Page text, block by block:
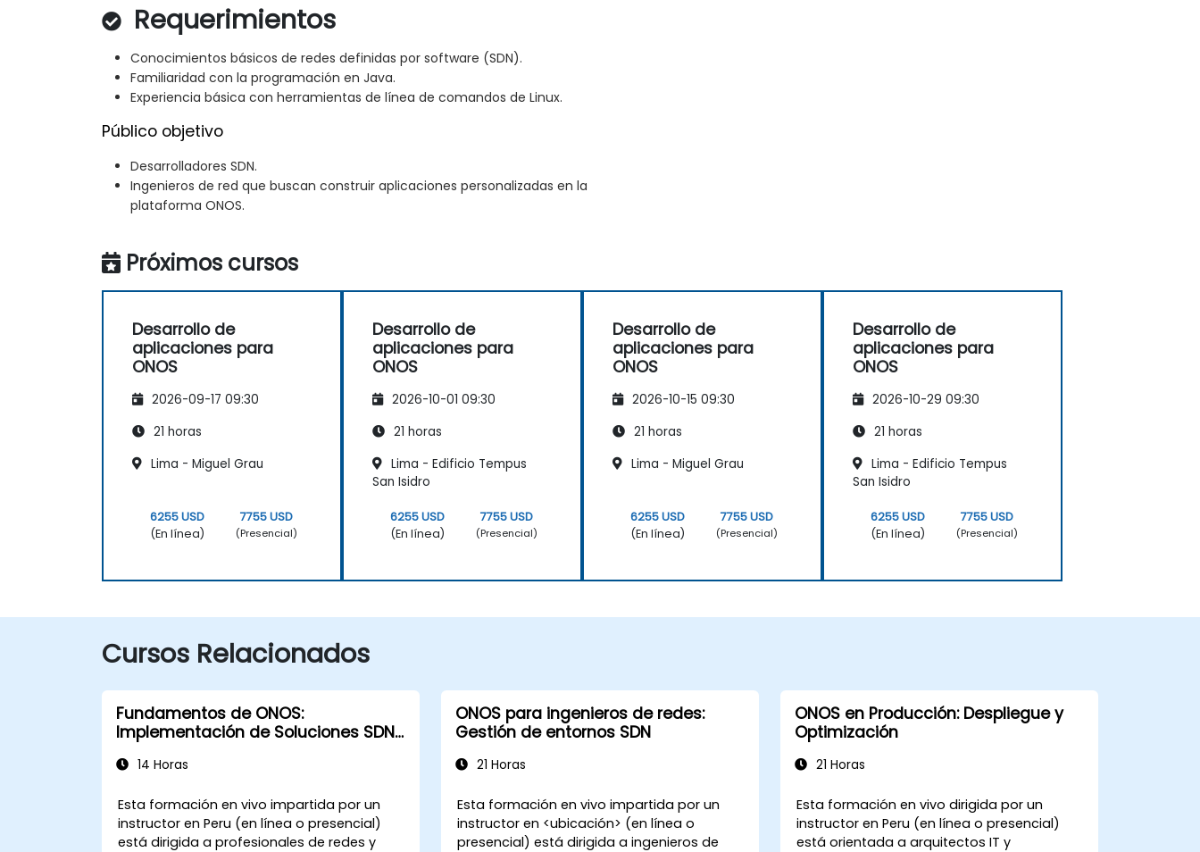
Requerimientos
Conocimientos básicos de redes definidas por software (SDN).
Familiaridad con la programación en Java.
Experiencia básica con herramientas de línea de comandos de Linux.
Público objetivo
Desarrolladores SDN.
Ingenieros de red que buscan construir aplicaciones personalizadas en la
plataforma ONOS.
Próximos cursos
Desarrollo de
aplicaciones para
ONOS
2026-09-17 09:30
21 horas
Lima - Miguel Grau
6255 USD
(En línea)
7755 USD
(Presencial)
Desarrollo de
aplicaciones para
ONOS
2026-10-01 09:30
21 horas
Lima - Edificio Tempus
San Isidro
6255 USD
(En línea)
7755 USD
(Presencial)
Desarrollo de
aplicaciones para
ONOS
2026-10-15 09:30
21 horas
Lima - Miguel Grau
6255 USD
(En línea)
7755 USD
(Presencial)
Desarrollo de
aplicaciones para
ONOS
2026-10-29 09:30
21 horas
Lima - Edificio Tempus
San Isidro
6255 USD
(En línea)
7755 USD
(Presencial)
Cursos Relacionados
Fundamentos de ONOS:
Implementación de Soluciones SDN
14 Horas
Esta formación en vivo impartida por un
instructor en Peru (en línea o presencial)
está dirigida a profesionales de redes y
ONOS para ingenieros de redes:
Gestión de entornos SDN
21 Horas
Esta formación en vivo impartida por un
instructor en <ubicación> (en línea o
presencial) está dirigida a ingenieros de
ONOS en Producción: Despliegue y
Optimización
21 Horas
Esta formación en vivo dirigida por un
instructor en Peru (en línea o presencial)
está orientada a arquitectos IT y